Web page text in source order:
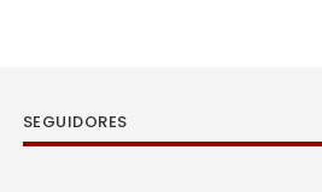
SEGUIDORES